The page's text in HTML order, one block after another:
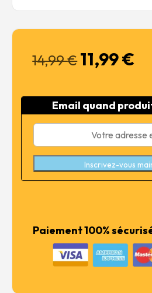
14,99€Le
prix
était :
14,99 €.
11,99€
Email quand
Inscrivez-vous
Paiement 100%